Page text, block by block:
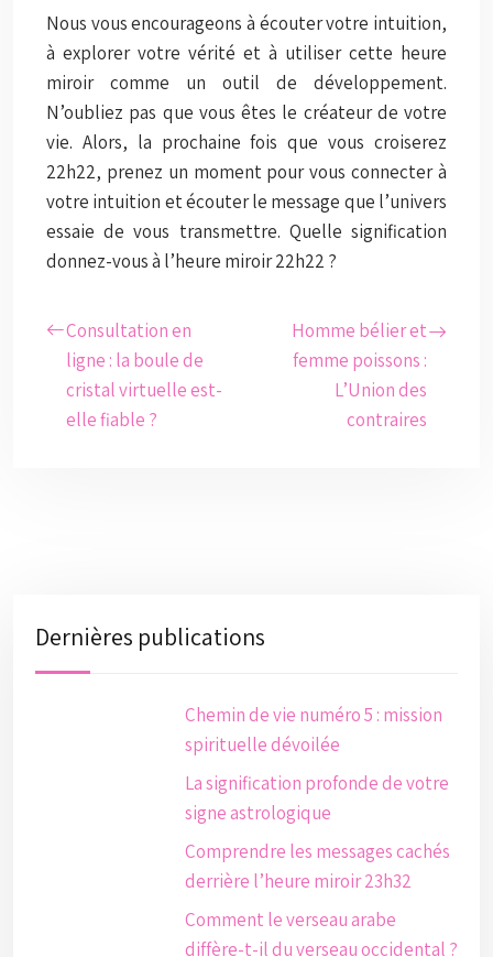
Nous vous encourageons à écouter votre intuition,
à explorer votre vérité et à utiliser cette heure
miroir comme un outil de développement.
N’oubliez pas que vous êtes le créateur de votre
vie. Alors, la prochaine fois que vous croiserez
22h22, prenez un moment pour vous connecter à
votre intuition et écouter le message que l’univers
essaie de vous transmettre. Quelle signification
donnez-vous à l’heure miroir 22h22 ?
Consultation en
ligne : la boule de
cristal virtuelle est-
elle fiable ?
Homme bélier et
femme poissons :
L’Union des
contraires
Dernières publications
Chemin de vie numéro 5 : mission
spirituelle dévoilée
La signification profonde de votre
signe astrologique
Comprendre les messages cachés
derrière l’heure miroir 23h32
Comment le verseau arabe
diffère-t-il du verseau occidental ?